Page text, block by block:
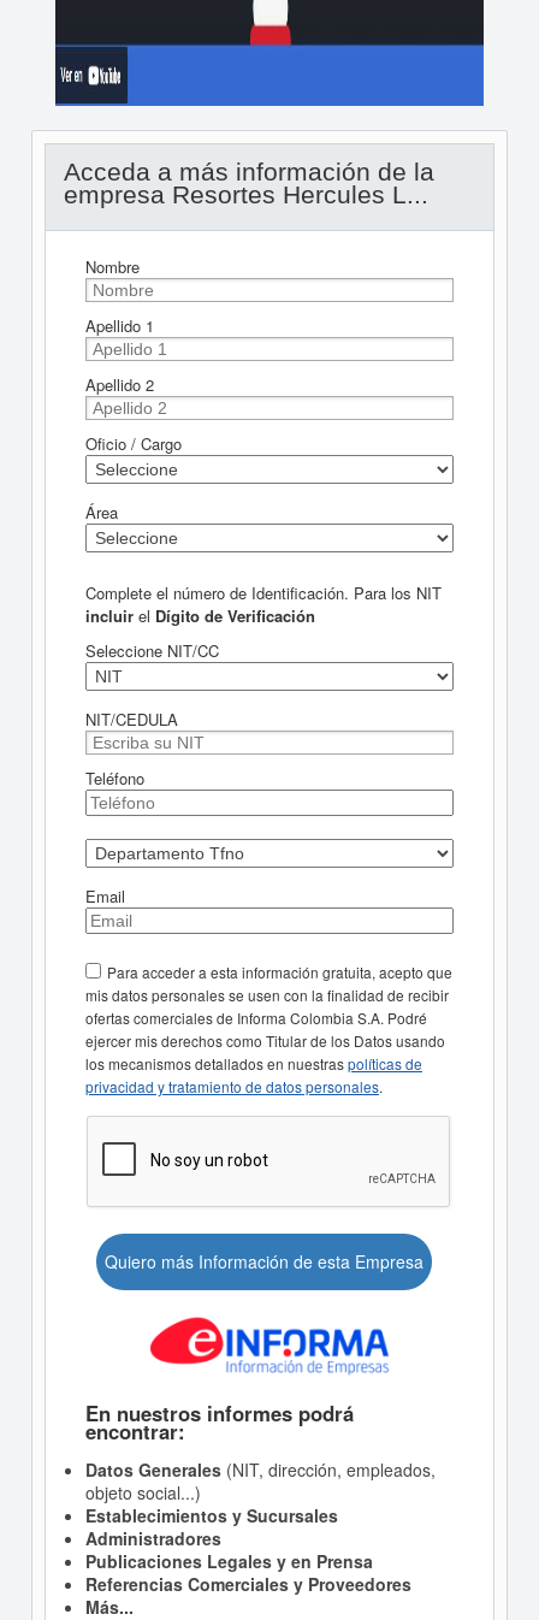
Acceda a más información de la
empresa Resortes Hercules L...
Nombre
Apellido 1
Apellido 2
Oficio / Cargo
Área
Complete el número de Identificación. Para los NIT
incluirel Dígito de Verificación
Seleccione NIT/CC
NIT/CEDULA
Teléfono
Email
Para acceder a esta información gratuita, acepto que
mis datos personales se usen con la finalidad de recibir
ofertas comerciales de Informa Colombia S.A. Podré
ejercer mis derechos como Titular de los Datos usando
los mecanismos detallados en nuestraspolíticas de
privacidad y tratamiento de datos personales.
Quiero más Información de esta Empresa
En nuestros informes podrá
encontrar:
Datos Generales(NIT, dirección, empleados,
objeto social...)
Establecimientos y Sucursales
Administradores
Publicaciones Legales y en Prensa
Referencias Comerciales y Proveedores
Más...